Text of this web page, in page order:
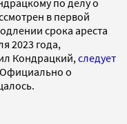
в первой
срока ареста
2023 года,
Кондрацкий, следует
Официально о